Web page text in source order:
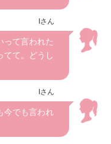
Iさん
って言われた
てて。どうし
Iさん
今でも言われ